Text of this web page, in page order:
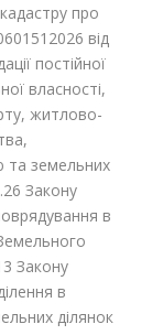
про
від
постійної
власності,
житлово-
та земельних
Закону
в
Закону
в
ділянок